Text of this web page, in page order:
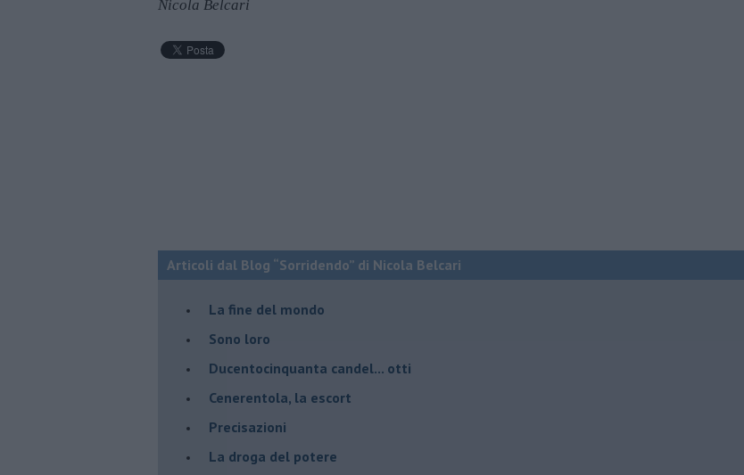
Nicola Belcari
Articoli dal Blog “Sorridendo” di Nicola Belcari
La fine del mondo
Sono loro
Ducentocinquanta candel... otti
Cenerentola, la escort
Precisazioni
La droga del potere